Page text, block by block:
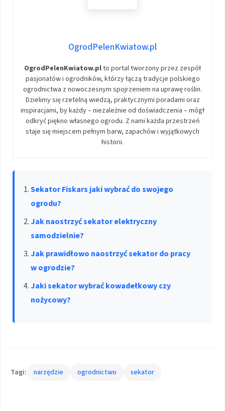
OgrodPelenKwiatow.pl
OgrodPelenKwiatow.plto portal tworzony przez zespół
pasjonatów i ogrodników, którzy łączą tradycje polskiego
ogrodnictwa z nowoczesnym spojrzeniem na uprawę roślin.
Dzielimy się rzetelną wiedzą, praktycznymi poradami oraz
inspiracjami, by każdy – niezależnie od doświadczenia – mógł
odkryć piękno własnego ogrodu. Z nami każda przestrzeń
staje się miejscem pełnym barw, zapachów i wyjątkowych
historii.
Sekator Fiskars jaki wybrać do swojego
ogrodu?
Jak naostrzyć sekator elektryczny
samodzielnie?
Jak prawidłowo naostrzyć sekator do pracy
w ogrodzie?
Jaki sekator wybrać kowadełkowy czy
nożycowy?
Tagi: narzędzie ogrodnictwo sekator